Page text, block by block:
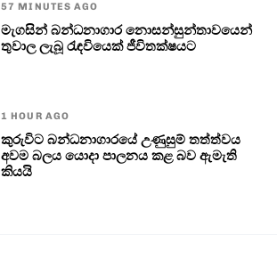
57 MINUTES AGO
මැගසින් බන්ධනාගාර නොසන්සුන්තාවයෙන්
තුවාල ලැබූ රැඳවියෙක් ජීවිතක්ෂයට
1 HOUR AGO
කුරුවිට බන්ධනාගාරයේ උණුසුම් තත්ත්වය
අවම බලය යොදා පාලනය කළ බව ඇමැති
කියයි